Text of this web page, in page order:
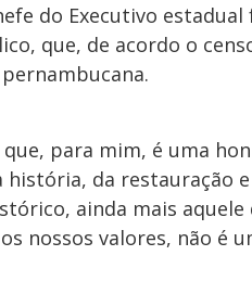
do Executivo
que, de acordo o
que, para mim, é uma
da restauração
ainda mais aquele
nossos valores, não é